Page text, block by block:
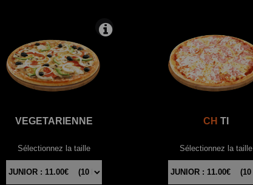
VEGETARIENNE
Sélectionnez la taille
CH TI
Sélectionnez la taille